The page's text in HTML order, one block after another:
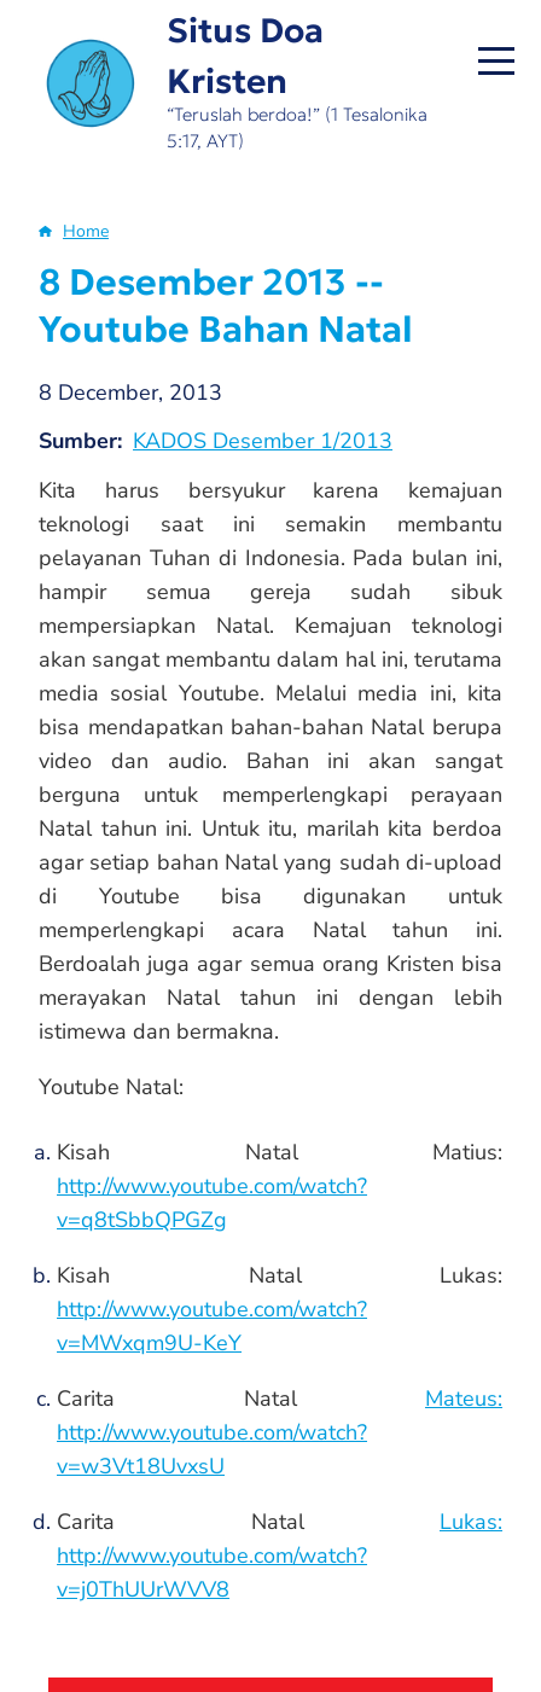
main
content
Situs Doa
Kristen
“Teruslah berdoa!” (1 Tesalonika
5:17, AYT)
Breadcrumb
Home
8 Desember 2013 --
Youtube Bahan Natal
8 December, 2013
Sumber KADOS Desember 1/2013
Kita harus bersyukur karena kemajuan
teknologi saat ini semakin membantu
pelayanan Tuhan di Indonesia. Pada bulan ini,
hampir semua gereja sudah sibuk
mempersiapkan Natal. Kemajuan teknologi
akan sangat membantu dalam hal ini, terutama
media sosial Youtube. Melalui media ini, kita
bisa mendapatkan bahan-bahan Natal berupa
video dan audio. Bahan ini akan sangat
berguna untuk memperlengkapi perayaan
Natal tahun ini. Untuk itu, marilah kita berdoa
agar setiap bahan Natal yang sudah di-upload
di Youtube bisa digunakan untuk
memperlengkapi acara Natal tahun ini.
Berdoalah juga agar semua orang Kristen bisa
merayakan Natal tahun ini dengan lebih
istimewa dan bermakna.
Youtube Natal:
Kisah Natal Matius:
http://www.youtube.com/watch?
v=q8tSbbQPGZg
Kisah Natal Lukas:
http://www.youtube.com/watch?
v=MWxqm9U-KeY
Carita Natal Mateus:
http://www.youtube.com/watch?
v=w3Vt18UvxsU
Carita Natal Lukas:
http://www.youtube.com/watch?
v=j0ThUUrWVV8